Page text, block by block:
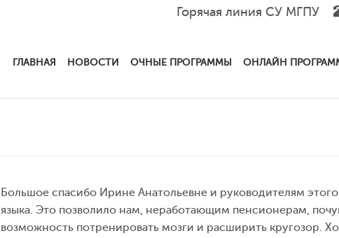
Горячая линия СУ МГПУ
ГЛАВНАЯ НОВОСТИ ОЧНЫЕ ПРОГРАММЫ ОНЛАЙН
Большое спасибо Ирине Анатольевне и руководителям
языка. Это позволило нам, неработающим пенсионерам,
возможность потренировать мозги и расширить кругозор.